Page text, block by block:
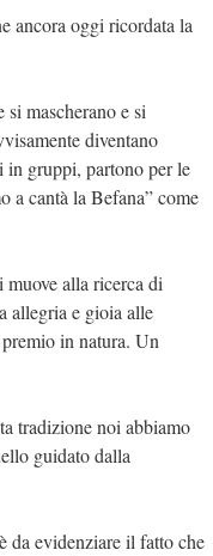
ancora oggi ricordata la
si mascherano e si
diventano
in gruppi, partono per le
a cantà la Befana” come
alla ricerca di
allegria e gioia alle
in natura. Un
tradizione noi abbiamo
guidato dalla
da evidenziare il fatto che